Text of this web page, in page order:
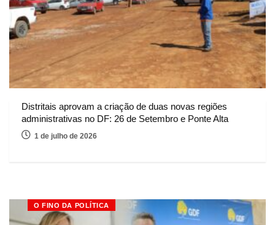
Distritais aprovam a criação de duas novas regiões
administrativas no DF: 26 de Setembro e Ponte Alta
1 de julho de 2026
O FINO DA POLÍTICA